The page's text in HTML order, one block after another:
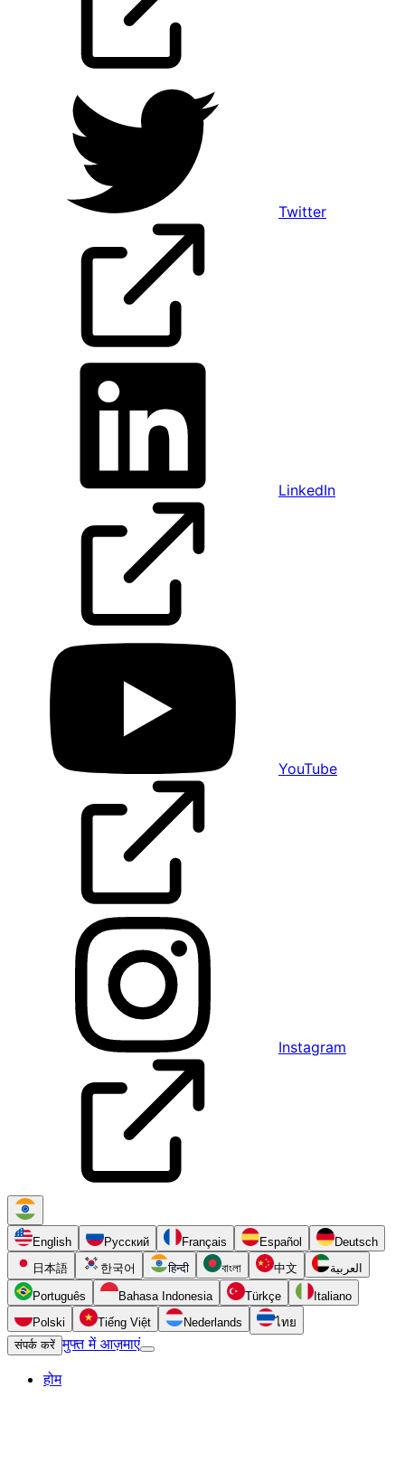
Twitter
LinkedIn
YouTube
Instagram
English Русский Français Español
Deutsch
日本語
한국어 हिन्दी বাংলা 中文 العربية
Português Bahasa Indonesia Türkçe
Italiano
Polski
Tiếng Việt Nederlands
ไทย
संपर्क करें मुफ्त में आज़माएं
होम